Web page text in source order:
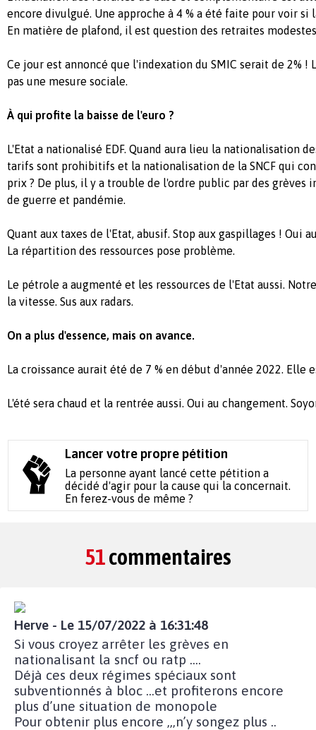
encore divulgué. Une approche à 4 % a été faite pour voir
En matière de plafond, il est question des retraites
Ce jour est annoncé que l'indexation du SMIC serait de 2% !
pas une mesure sociale.
À qui profite la baisse de l'euro ?
L'Etat a nationalisé EDF. Quand aura lieu la nationalisation
tarifs sont prohibitifs et la nationalisation de la SNCF qui
prix ? De plus, il y a trouble de l'ordre public par des grèves
de guerre et pandémie.
Quant aux taxes de l'Etat, abusif. Stop aux gaspillages ! Oui
La répartition des ressources pose problème.
Le pétrole a augmenté et les ressources de l'Etat aussi.
la vitesse. Sus aux radars.
On a plus d'essence, mais on avance.
La croissance aurait été de 7 % en début d'année 2022. Elle
L'été sera chaud et la rentrée aussi. Oui au changement.
Lancer votre propre pétition
La personne ayant lancé cette pétition a
décidé d'agir pour la cause qui la concernait.
En ferez-vous de même ?
51commentaires
Herve - Le 15/07/2022 à 16:31:48
Si vous croyez arrêter les grèves en
nationalisant la sncf ou ratp ....
Déjà ces deux régimes spéciaux sont
subventionnés à bloc ...et profiterons encore
plus d’une situation de monopole
Pour obtenir plus encore ,,,n’y songez plus ..